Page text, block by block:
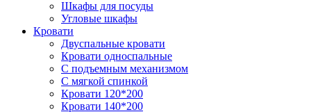
Шкафы для посуды
Угловые шкафы
Кровати
Двуспальные кровати
Кровати односпальные
С подъемным механизмом
С мягкой спинкой
Кровати 120*200
Кровати 140*200